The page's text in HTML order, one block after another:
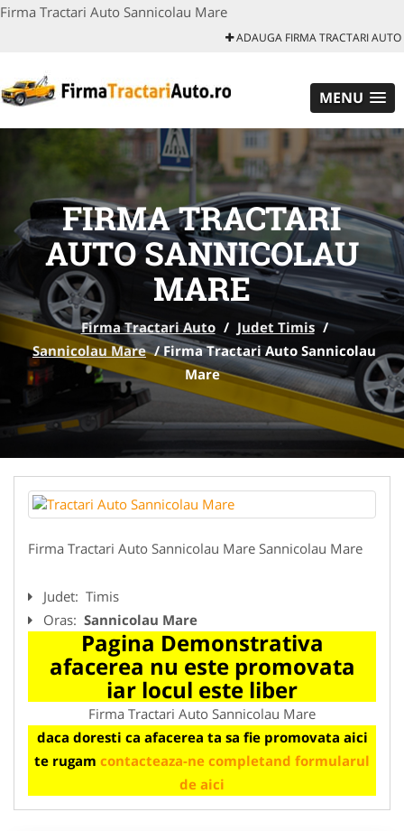
Firma Tractari Auto Sannicolau Mare
ADAUGA FIRMA TRACTARI AUTO
MENU
FIRMA TRACTARI
AUTO SANNICOLAU
MARE
Firma Tractari Auto / Judet Timis /
Sannicolau Mare /Firma Tractari Auto Sannicolau
Mare
Firma Tractari Auto Sannicolau Mare Sannicolau Mare
Judet: Timis
Oras: Sannicolau Mare
Pagina Demonstrativa
afacerea nu este promovata
iar locul este liber
Firma Tractari Auto Sannicolau Mare
daca doresti ca afacerea ta sa fie promovata aici
te rugam contacteaza-ne completand formularul
de aici